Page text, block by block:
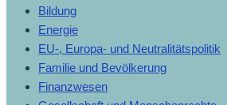
Bildung
Energie
EU-, Europa- und Neutralitätspolitik
Familie und Bevölkerung
Finanzwesen